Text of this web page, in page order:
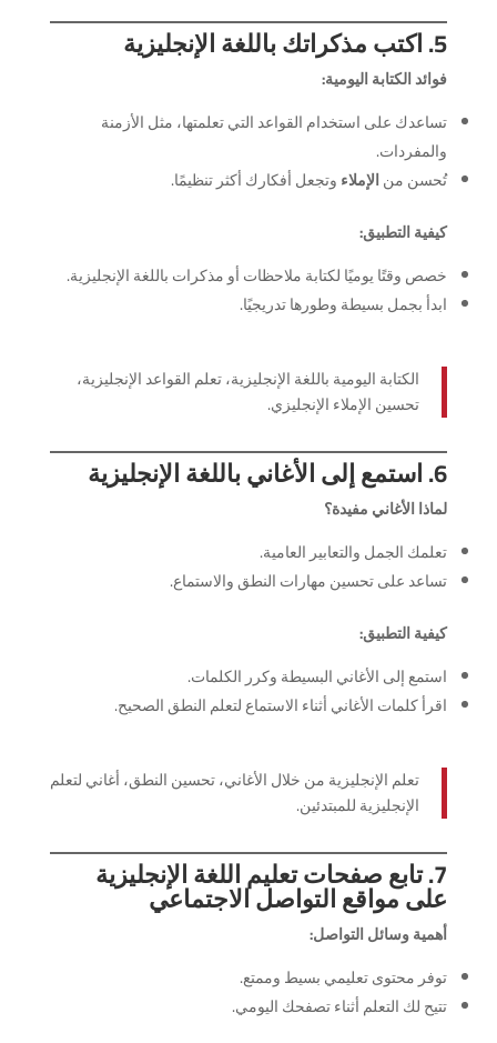
5. اكتب مذكراتك باللغة الإنجليزية
فوائد الكتابة اليومية:
تساعدك على استخدام القواعد التي تعلمتها، مثل الأزمنة
والمفردات.
تُحسن منالإملاءوتجعل أفكارك أكثر تنظيمًا.
كيفية التطبيق:
خصص وقتًا يوميًا لكتابة ملاحظات أو مذكرات باللغة الإنجليزية.
ابدأ بجمل بسيطة وطورها تدريجيًا.
الكتابة اليومية باللغة الإنجليزية، تعلم القواعد الإنجليزية،
تحسين الإملاء الإنجليزي.
6. استمع إلى الأغاني باللغة الإنجليزية
لماذا الأغاني مفيدة؟
تعلمك الجمل والتعابير العامية.
تساعد على تحسين مهارات النطق والاستماع.
كيفية التطبيق:
استمع إلى الأغاني البسيطة وكرر الكلمات.
اقرأ كلمات الأغاني أثناء الاستماع لتعلم النطق الصحيح.
تعلم الإنجليزية من خلال الأغاني، تحسين النطق، أغاني لتعلم
الإنجليزية للمبتدئين.
7. تابع صفحات تعليم اللغة الإنجليزية
على مواقع التواصل الاجتماعي
أهمية وسائل التواصل:
توفر محتوى تعليمي بسيط وممتع.
تتيح لك التعلم أثناء تصفحك اليومي.